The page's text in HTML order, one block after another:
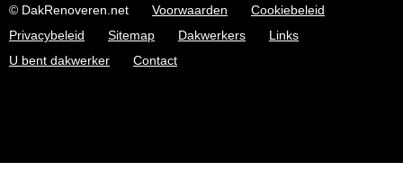
© DakRenoveren.net Voorwaarden
Cookiebeleid
Privacybeleid
Sitemap Dakwerkers
Links
U bent dakwerker
Contact